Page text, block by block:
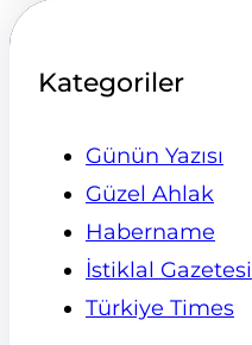
Kategoriler
Günün Yazısı
Güzel Ahlak
Habername
İstiklal Gazetesi
Türkiye Times